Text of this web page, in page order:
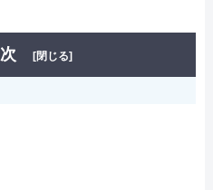
次 [閉じる]